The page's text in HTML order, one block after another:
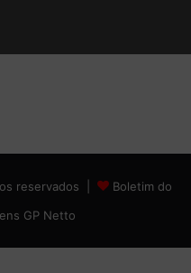
reservados |
Boletim do
GP Netto